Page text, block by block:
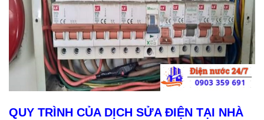
QUY TRÌNH CỦA DỊCH SỬA ĐIỆN TẠI NHÀ